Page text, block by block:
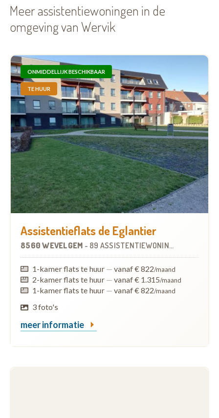
Meer assistentiewoningen in de
omgeving van Wervik
ONMIDDELLIJK BESCHIKBAAR
TE HUUR
Assistentieflats de Eglantier
8560 WEVELGEM - 89 ASSISTENTIEWONINGEN
1-kamer flats te huur — vanaf € 822/maand
2-kamer flats te huur — vanaf € 1.315/maand
1-kamer flats te huur — vanaf € 822/maand
3 foto's
meer informatie